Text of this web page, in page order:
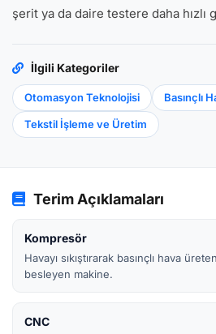
şerit ya da daire testere daha hızlı
İlgili Kategoriler
Otomasyon Teknolojisi Basınçlı
Tekstil İşleme ve Üretim
Terim Açıklamaları
Kompresör
Havayı sıkıştırarak basınçlı hava
besleyen makine.
CNC